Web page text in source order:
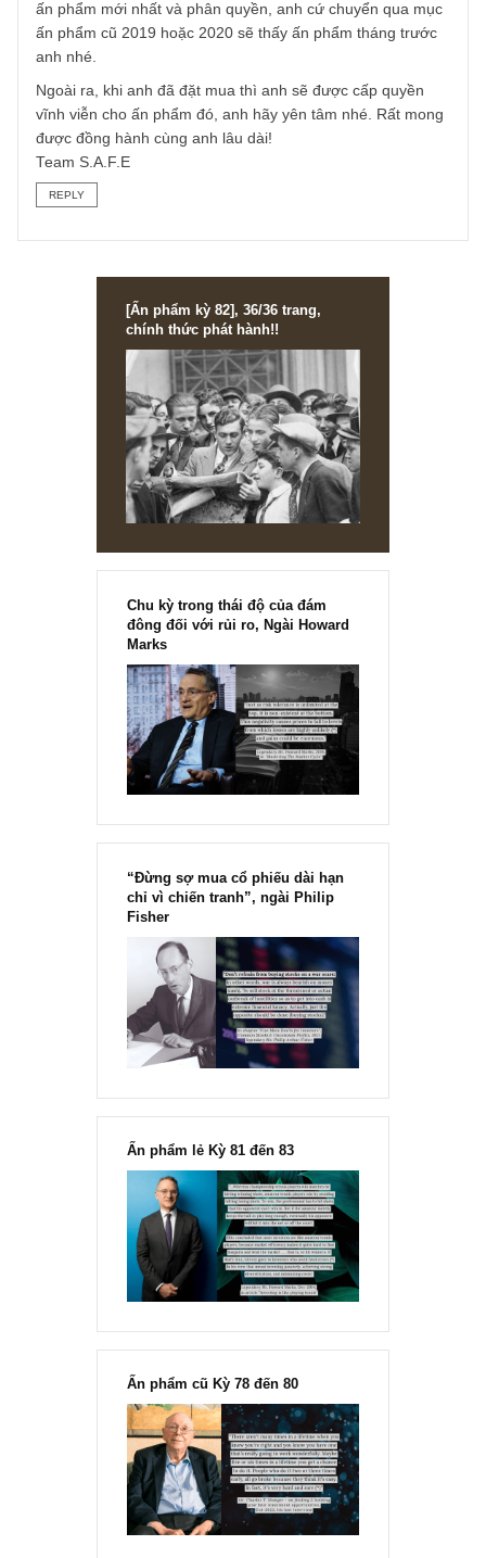
REPLY
11/09/2019 at 4:00 PM
Vâng chị Nhung đã trả lời hoàn toàn rồi anh nhé! Cứ đầu
tháng gần ngày 9th chúng tôi sẽ đóng link
newslettervietnam.com/an-pham-moi-phat-hanh để
ấn phẩm cũ 2019 hoặc 2020 sẽ thấy ấn phẩm tháng trước
Ngoài ra, khi anh đã đặt mua thì anh sẽ được cấp quyền
vĩnh viễn cho ấn phẩm đó, anh hãy yên tâm nhé. Rất
được đồng hành cùng anh lâu dài!
Team S.A.F.E
[Ấn phẩm kỳ 82], 36/36 trang,
chính thức phát hành!!
Chu kỳ trong thái độ của đám
đông đối với rủi ro, Ngài Howard
Marks
“Đừng sợ mua cổ phiếu dài hạn
chỉ vì chiến tranh”, ngài Philip
Fisher
Ấn phẩm lẻ Kỳ 81 đến 83